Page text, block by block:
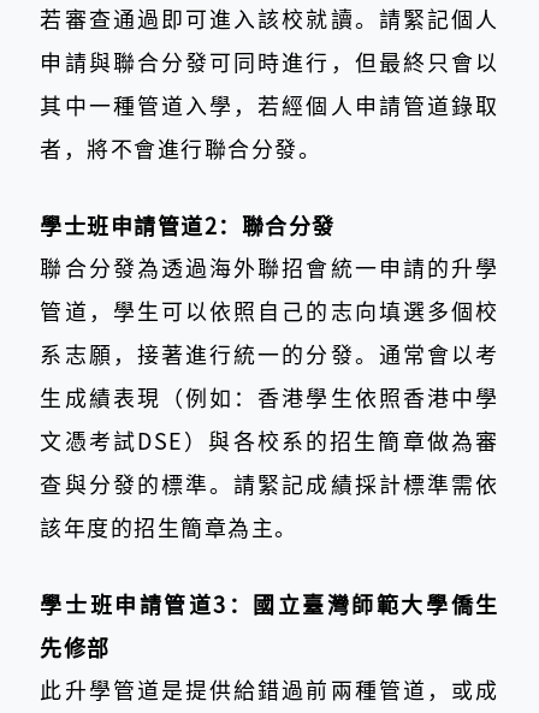
若審查通過即可進入該校就讀。請緊記個人
申請與聯合分發可同時進行，但最終只會以
其中一種管道入學，若經個人申請管道錄取
者，將不會進行聯合分發。
學士班申請管道2：聯合分發
聯合分發為透過海外聯招會統一申請的升學
管道，學生可以依照自己的志向填選多個校
系志願，接著進行統一的分發。通常會以考
生成績表現（例如：香港學生依照香港中學
文憑考試DSE）與各校系的招生簡章做為審
查與分發的標準。請緊記成績採計標準需依
該年度的招生簡章為主。
學士班申請管道3：國立臺灣師範大學僑生
先修部
此升學管道是提供給錯過前兩種管道，或成